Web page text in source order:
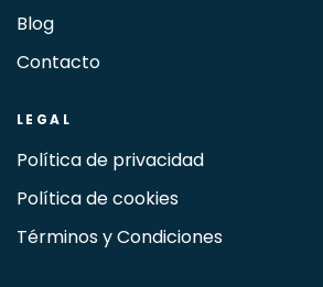
Blog
Contacto
LEGAL
Política de privacidad
Política de cookies
Términos y Condiciones